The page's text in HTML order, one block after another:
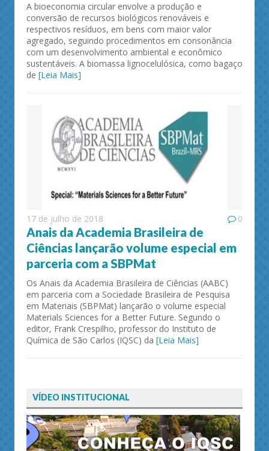
A bioeconomia circular envolve a produção e
conversão de recursos biológicos renováveis e
respectivos resíduos, em bens com maior valor
agregado, seguindo procedimentos em consonância
com um desenvolvimento ambiental e econômico
sustentáveis. A biomassa lignocelulósica, como bagaço
de [Leia Mais]
17 de julho de 2018 0
Anais da Academia Brasileira de
Ciências lançarão volume especial em
parceria com a SBPMat
Os Anais da Academia Brasileira de Ciências (AABC)
em parceria com a Sociedade Brasileira de Pesquisa
em Materiais (SBPMat) lançarão o volume especial
Materials Sciences for a Better Future. Segundo o
editor, Frank Crespilho, professor do Instituto de
Química de São Carlos (IQSC) da [Leia Mais]
VÍDEO INSTITUCIONAL